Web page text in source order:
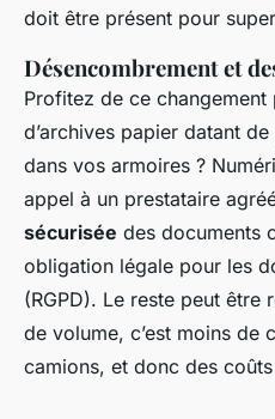
doit être présent pour
Désencombrement et
Profitez de ce
d’archives papier datant
dans vos armoires ?
appel à un prestataire
sécurisée des documents
obligation légale pour les
(RGPD). Le reste peut être
de volume, c’est moins de
camions, et donc des